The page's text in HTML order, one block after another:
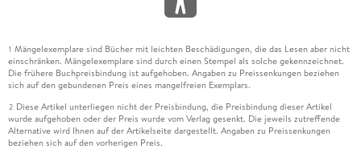
1 Mängelexemplare sind Bücher mit leichten Beschädigungen, die das Lesen aber nicht
einschränken. Mängelexemplare sind durch einen Stempel als solche gekennzeichnet.
Die frühere Buchpreisbindung ist aufgehoben. Angaben zu Preissenkungen beziehen
sich auf den gebundenen Preis eines mangelfreien Exemplars.
2 Diese Artikel unterliegen nicht der Preisbindung, die Preisbindung dieser Artikel
wurde aufgehoben oder der Preis wurde vom Verlag gesenkt. Die jeweils zutreffende
Alternative wird Ihnen auf der Artikelseite dargestellt. Angaben zu Preissenkungen
beziehen sich auf den vorherigen Preis.